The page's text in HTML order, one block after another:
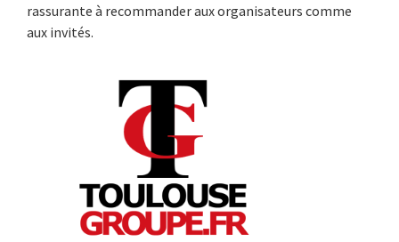
rassurante à recommander aux organisateurs comme
aux invités.